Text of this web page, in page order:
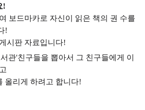
!
보드마카로 자신이 읽은 책의 권 수를
!
시판 자료입니다!
관'친구들을 뽑아서 그 친구들에게 이
올리게 하려고 합니다!